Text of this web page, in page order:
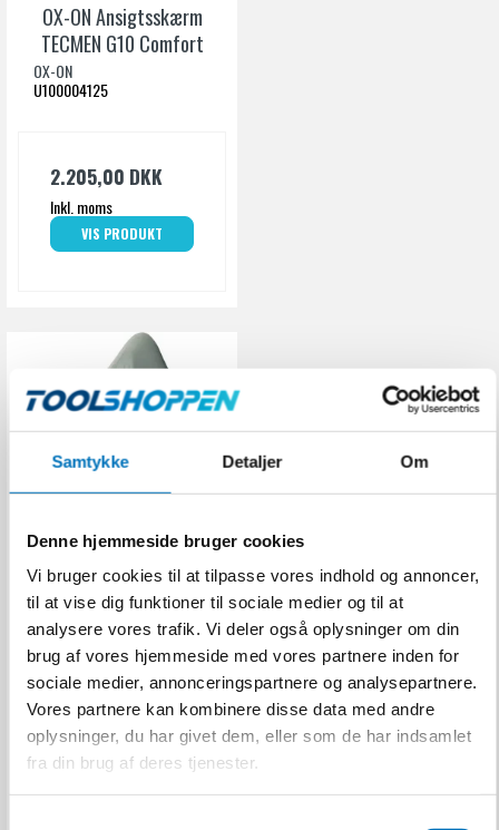
Samtykke Detaljer Om
Denne hjemmeside bruger cookies
Vi bruger cookies til at tilpasse vores indhold og annoncer,
til at vise dig funktioner til sociale medier og til at
analysere vores trafik. Vi deler også oplysninger om din
brug af vores hjemmeside med vores partnere inden for
sociale medier, annonceringspartnere og analysepartnere.
Vores partnere kan kombinere disse data med andre
oplysninger, du har givet dem, eller som de har indsamlet
fra din brug af deres tjenester.
OX-ON Ansigtsskærm
TECMEN G10 Comfort
OX-ON
U100004125
2.205,00 DKK
Inkl. moms
VIS PRODUKT
OX-ON Halvmaske 3M
6100 Str. L
OX-ON
U100004009
162,00 DKK
Inkl. moms